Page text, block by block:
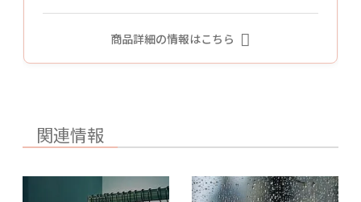
商品詳細の情報はこちら
関連情報